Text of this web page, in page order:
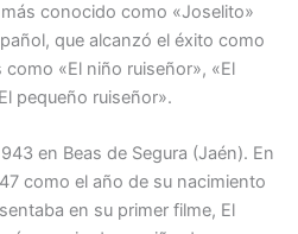
conocido como «Joselito»
que alcanzó el éxito como
«El niño ruiseñor», «El
pequeño ruiseñor».
en Beas de Segura (Jaén). En
como el año de su nacimiento
en su primer filme, El